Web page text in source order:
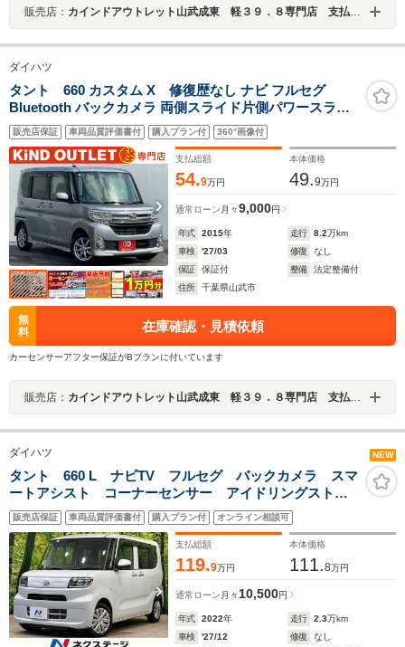
販売店： カインドアウトレット山武成東 軽３９．８専門店 支払総額表示 ワゴンＲ／ムーブ／タント／ルークス／Ｎ－ＢＯＸ
ダイハツ
タント 660 カスタム X 修復歴なし ナビ フルセグ
Bluetooth バックカメラ 両側スライド片側パワースライ
ドドア スマートキー プッシュスタート アイドリングスト
ップ LEDヘッドライト オートエアコン 整備保証付
販売店保証 車両品質評価書付 購入プラン付 360°画像付
支払総額
54.9万円
本体価格
49.9万円
通常ローン 月々9,000円
年式 2015年 走行 8.2万km
車検
'27/03 修復
なし
保証
保証付 整備
法定整備付
住所
千葉県山武市
無
料
在庫確認・見積依頼
カーセンサーアフター保証がBプランに付いています
販売店： カインドアウトレット山武成東 軽３９．８専門店 支払総額表示 ワゴンＲ／ムーブ／タント／ルークス／Ｎ－ＢＯＸ
ダイハツ NEW
タント 660 L ナビTV フルセグ バックカメラ スマ
ートアシスト コーナーセンサー アイドリングストッ
プ LEDヘッドライト オートライト オートハイビー
ム スマートキー ETC ステアリングリモコン
販売店保証 車両品質評価書付 購入プラン付 オンライン相談可
支払総額
119.9万円
本体価格
111.8万円
通常ローン 月々10,500円
年式 2022年 走行 2.3万km
車検
'27/12 修復
なし